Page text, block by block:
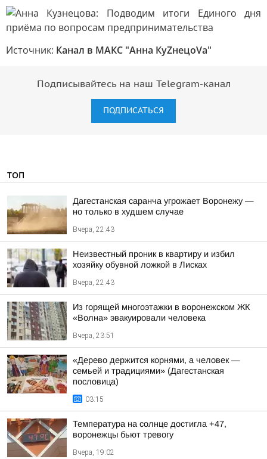
Источник: Канал в МАКС "Анна КуZнецоVа"
Подписывайтесь на наш Telegram-канал
ПОДПИСАТЬСЯ
ТОП
Дагестанская саранча угрожает Воронежу —
но только в худшем случае
Вчера, 22:43
Неизвестный проник в квартиру и избил
хозяйку обувной ложкой в Лисках
Вчера, 22:43
Из горящей многоэтажки в воронежском ЖК
«Волна» эвакуировали человека
Вчера, 23:51
«Дерево держится корнями, а человек —
семьей и традициями» (Дагестанская
пословица)
03:15
Температура на солнце достигла +47,
воронежцы бьют тревогу
Вчера, 19:02